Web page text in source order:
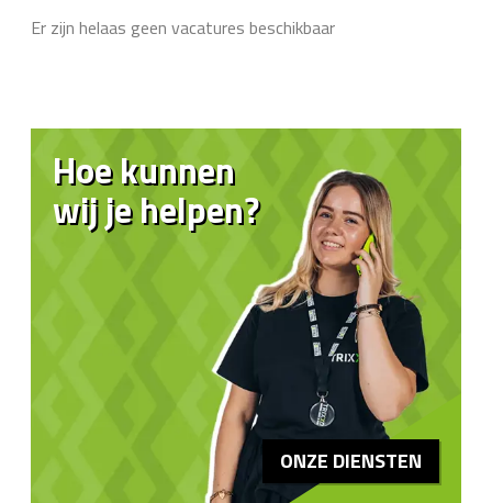
Er zijn helaas geen vacatures beschikbaar
Hoe kunnen
wij je helpen?
ONZE DIENSTEN